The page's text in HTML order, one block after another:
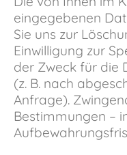
eingegebenen
Sie uns zur
Einwilligung zur
der Zweck für die
(z. B. nach
Anfrage).
Bestimmungen –